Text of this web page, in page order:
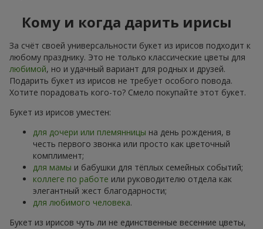
Кому и когда дарить ирисы
За счёт своей универсальности букет из ирисов подходит к
любому празднику. Это не только классические цветы для
любимой, но и удачный вариант для родных и друзей.
Подарить букет из ирисов не требует особого повода.
Хотите порадовать кого-то? Смело покупайте этот букет.
Букет из ирисов уместен:
для дочери или племянницы на день рождения, в
честь первого звонка или просто как цветочный
комплимент;
для мамы и бабушки для тёплых семейных событий;
коллеге по работе или руководителю отдела как
элегантный жест благодарности;
для любимого человека.
Букет из ирисов чуть ли не единственные весенние цветы,